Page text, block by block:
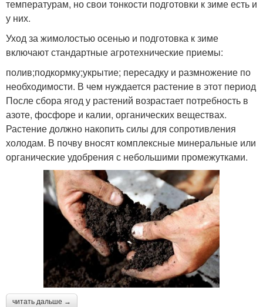
температурам, но свои тонкости подготовки к зиме есть и
у них.
Уход за жимолостью осенью и подготовка к зиме
включают стандартные агротехнические приемы:
полив;подкормку;укрытие; пересадку и размножение по
необходимости. В чем нуждается растение в этот период
После сбора ягод у растений возрастает потребность в
азоте, фосфоре и калии, органических веществах.
Растение должно накопить силы для сопротивления
холодам. В почву вносят комплексные минеральные или
органические удобрения с небольшими промежутками.
читать дальше →